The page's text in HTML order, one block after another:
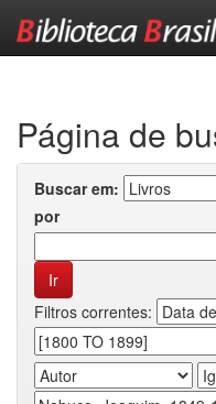
Página de
Buscar em:
por
Filtros correntes: